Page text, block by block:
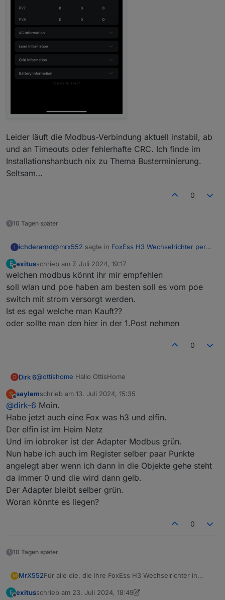
Leider läuft die Modbus-Verbindung aktuell instabil, ab
und an Timeouts oder fehlerhafte CRC. Ich finde im
Installationshanbuch nix zu Thema Busterminierung.
Seltsam…
0
10 Tagen später
I ichderarnd@mrx552 sagte in FoxEss H3 Wechselrichter per
@ichderarnd
Moin,
wie ich das bis jetzt verstanden habe, gibt es
String 3 nicht! 1 und 2 werden zusammen
verarbeitet und 3 als einzelner String.
Eigentlich sind es 5 Strings, immer zwei an einem
MPPT. Mir fehlt noch die Modbus Doku zu dem
Teil, um das richtig zuzuordnen.
E
Offline
exitusschrieb am 7. Juli 2024, 19:17
zuletzt editiert von
welchen modbus könnt ihr mir empfehlen
soll wlan und poe haben am besten soll es vom poe
switch mit strom versorgt werden.
Ist es egal welche man Kauft??
oder sollte man den hier in der 1.Post nehmen
0
D Dirk 6@ottishome Hallo OttisHome
Ich habe unser (mein) Problem gefunden.
Ich war in der Annahme, dass im Elfin schon serielle
Daten angezeigt werden müssen auch wenn keine
Register (Holding-Register) angelegt sind!
Allein als ich die ersten Register per Hand angelegt
habe, wurden auch im Elfin Serielle Datenpakete
S
Offline
saylemschrieb am 13. Juli 2024, 15:35
zuletzt editiert von
@dirk-6 Moin.
Habe jetzt auch eine Fox was h3 und elfin.
Der elfin ist im Heim Netz
Und im iobroker ist der Adapter Modbus grün.
Nun habe ich auch im Register selber paar Punkte
angelegt aber wenn ich dann in die Objekte gehe steht
da immer 0 und die wird dann gelb.
Der Adapter bleibt selber grün.
Woran könnte es liegen?
0
10 Tagen später
M MrX552Für alle die, die Ihre FoxEss H3 Wechselrichter in
Versuchen läuft es nun. Angeschlossen ist ein FoxEss
Die FoxEss Cloud und / oder FoxEss App ist ja doch
E exitusschrieb am 23. Juli 2024, 18:49
zuletzt editiert von exitus